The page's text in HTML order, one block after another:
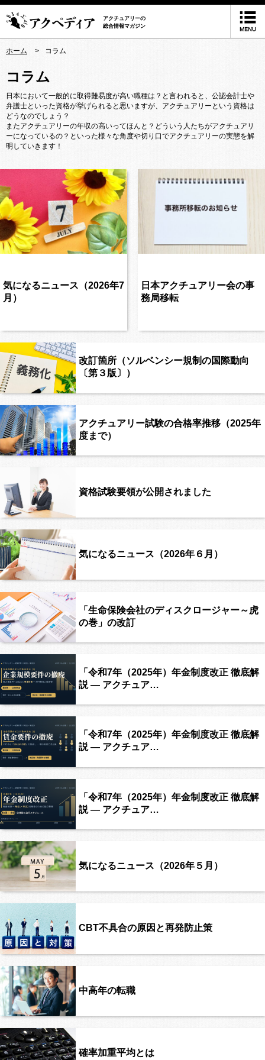
アクチュアリーの
総合情報マガジン
ホーム コラム
コラム
日本において一般的に取得難易度が高い職種は？と言われると、公認会計士や
弁護士といった資格が挙げられると思いますが、アクチュアリーという資格は
どうなのでしょう？
またアクチュアリーの年収の高いってほんと？どういう人たちがアクチュアリ
ーになっているの？といった様々な角度や切り口でアクチュアリーの実態を解
明していきます！
気になるニュース（2026年7
月）
日本アクチュアリー会の事
務局移転
改訂箇所（ソルベンシー規制の国際動向
〔第３版〕）
アクチュアリー試験の合格率推移（2025年
度まで）
資格試験要領が公開されました
気になるニュース（2026年６月）
「生命保険会社のディスクロージャー～虎
の巻」の改訂
「令和7年（2025年）年金制度改正 徹底解
説 ― アクチュア…
「令和7年（2025年）年金制度改正 徹底解
説 ― アクチュア…
「令和7年（2025年）年金制度改正 徹底解
説 ― アクチュア…
気になるニュース（2026年５月）
CBT不具合の原因と再発防止策
中高年の転職
確率加重平均とは